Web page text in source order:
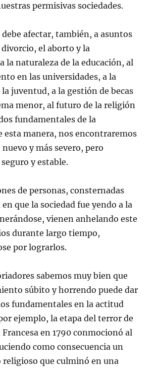
permisivas sociedades.
debe afectar, también, a asuntos
el aborto y la
la naturaleza de la educación, al
en las universidades, a la
juventud, a la gestión de becas
menor, al futuro de la religión
fundamentales de la
esta manera, nos encontraremos
y más severo, pero
y estable.
de personas, consternadas
que la sociedad fue yendo a la
vienen anhelando este
durante largo tiempo,
por lograrlos.
sabemos muy bien que
súbito y horrendo puede dar
fundamentales en la actitud
ejemplo, la etapa del terror de
en 1790 conmocionó al
como consecuencia un
que culminó en una